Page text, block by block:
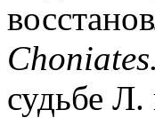
Choniates.
судьбе Л.